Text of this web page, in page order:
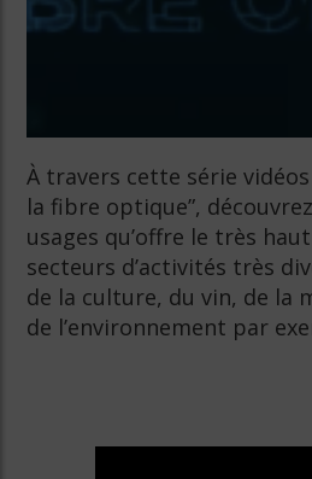
À travers cette série vidéos
la fibre optique”,
usages qu’offre le très
secteurs d’activités très
de la culture, du vin, de la
de l’environnement par